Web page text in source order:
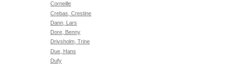
Corneille
Crebas, Crestine
Dann, Lars
Dore, Benny
Drivsholm, Trine
Due, Hans
Dufy